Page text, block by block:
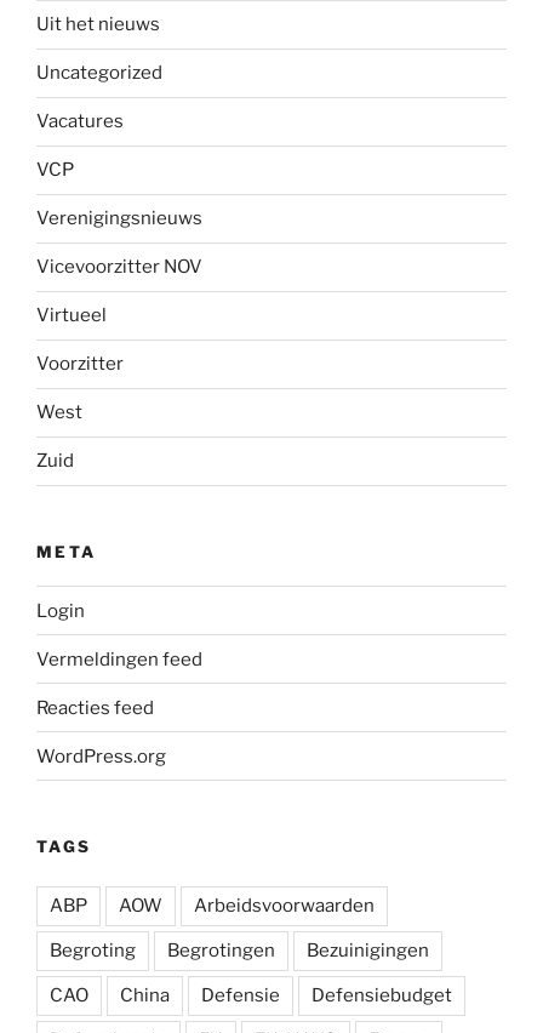
Uit het nieuws
Uncategorized
Vacatures
VCP
Verenigingsnieuws
Vicevoorzitter NOV
Virtueel
Voorzitter
West
Zuid
META
Login
Vermeldingen feed
Reacties feed
WordPress.org
TAGS
ABP AOW Arbeidsvoorwaarden
Begroting Begrotingen Bezuinigingen
CAO China Defensie Defensiebudget